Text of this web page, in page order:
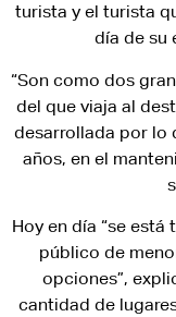
turista y el turista
día de su
“Son como dos
del que viaja al
desarrollada por lo
años, en el
Hoy en día “se
público de
opciones”,
cantidad de